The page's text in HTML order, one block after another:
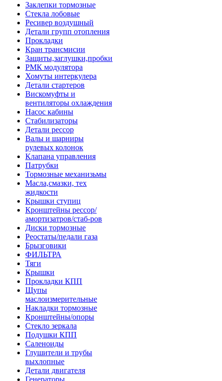
Заклепки тормозные
Стекла лобовые
Ресивер воздушный
Детали групп отопления
Прокладки
Кран трансмисии
Защиты,заглушки,пробки
РМК модулятора
Хомуты интеркулера
Детали стартеров
Вискомуфты и
вентиляторы охлаждения
Насос кабины
Стабилизаторы
Детали рессор
Валы и шарниры
рулевых колонок
Клапана управления
Патрубки
Тормозные механизьмы
Масла,смазки, тех
жидкости
Крышки ступиц
Кронштейны рессор/
амортизатров/стаб-ров
Диски тормозные
Реостаты/педали газа
Брызговики
ФИЛЬТРА
Тяги
Крышки
Прокладки КПП
Щупы
маслоизмерительные
Накладки тормозные
Кронштейны/опоры
Стекло зеркала
Подушки КПП
Саленоиды
Глушители и трубы
выхлопные
Детали двигателя
Генераторы